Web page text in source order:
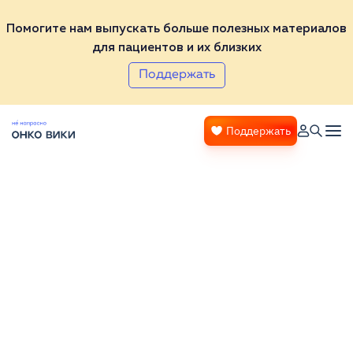
Помогите нам выпускать больше полезных материалов
для пациентов и их близких
Поддержать
Поддержать